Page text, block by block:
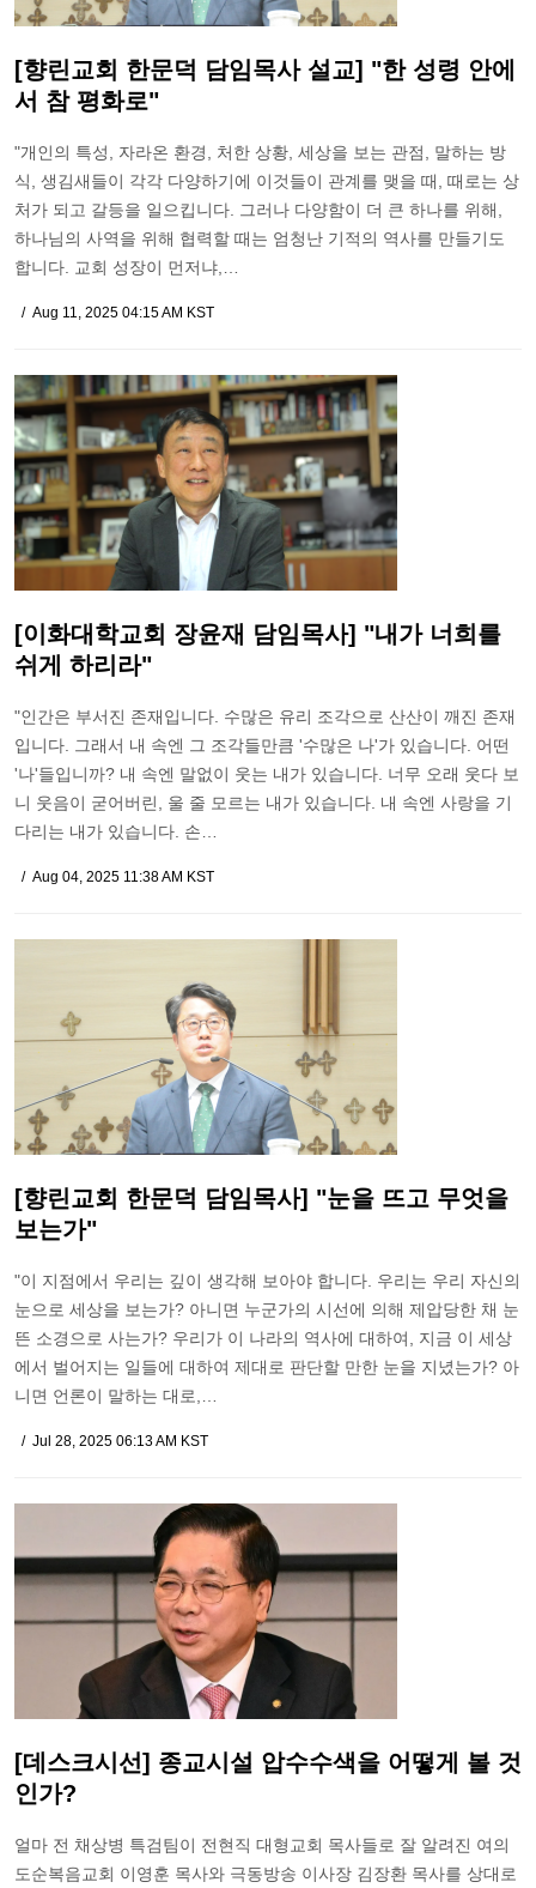
[향린교회 한문덕 담임목사 설교] "한 성령 안에
서 참 평화로"
"개인의 특성, 자라온 환경, 처한 상황, 세상을 보는 관점, 말하는 방
식, 생김새들이 각각 다양하기에 이것들이 관계를 맺을 때, 때로는 상
처가 되고 갈등을 일으킵니다. 그러나 다양함이 더 큰 하나를 위해,
하나님의 사역을 위해 협력할 때는 엄청난 기적의 역사를 만들기도
합니다. 교회 성장이 먼저냐,…
Aug 11, 2025 04:15 AM KST
[이화대학교회 장윤재 담임목사] "내가 너희를
쉬게 하리라"
"인간은 부서진 존재입니다. 수많은 유리 조각으로 산산이 깨진 존재
입니다. 그래서 내 속엔 그 조각들만큼 '수많은 나'가 있습니다. 어떤
'나'들입니까? 내 속엔 말없이 웃는 내가 있습니다. 너무 오래 웃다 보
니 웃음이 굳어버린, 울 줄 모르는 내가 있습니다. 내 속엔 사랑을 기
다리는 내가 있습니다. 손…
Aug 04, 2025 11:38 AM KST
[향린교회 한문덕 담임목사] "눈을 뜨고 무엇을
보는가"
"이 지점에서 우리는 깊이 생각해 보아야 합니다. 우리는 우리 자신의
눈으로 세상을 보는가? 아니면 누군가의 시선에 의해 제압당한 채 눈
뜬 소경으로 사는가? 우리가 이 나라의 역사에 대하여, 지금 이 세상
에서 벌어지는 일들에 대하여 제대로 판단할 만한 눈을 지녔는가? 아
니면 언론이 말하는 대로,…
Jul 28, 2025 06:13 AM KST
[데스크시선] 종교시설 압수수색을 어떻게 볼 것
인가?
얼마 전 채상병 특검팀이 전현직 대형교회 목사들로 잘 알려진 여의
도순복음교회 이영훈 목사와 극동방송 이사장 김장환 목사를 상대로